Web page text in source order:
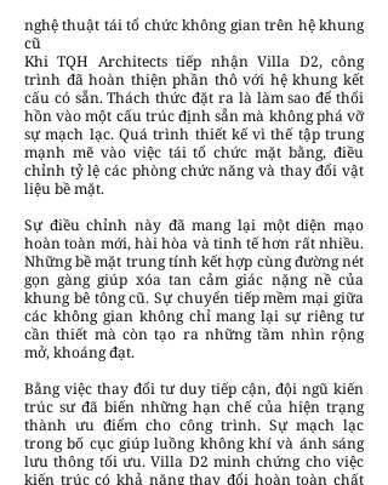
nghệ thuật tái tổ chức không gian trên hệ khung
cũ
Khi TQH Architects tiếp nhận Villa D2, công
trình đã hoàn thiện phần thô với hệ khung kết
cấu có sẵn. Thách thức đặt ra là làm sao để thổi
hồn vào một cấu trúc định sẵn mà không phá vỡ
sự mạch lạc. Quá trình thiết kế vì thế tập trung
mạnh mẽ vào việc tái tổ chức mặt bằng, điều
chỉnh tỷ lệ các phòng chức năng và thay đổi vật
liệu bề mặt.
Sự điều chỉnh này đã mang lại một diện mạo
hoàn toàn mới, hài hòa và tinh tế hơn rất nhiều.
Những bề mặt trung tính kết hợp cùng đường nét
gọn gàng giúp xóa tan cảm giác nặng nề của
khung bê tông cũ. Sự chuyển tiếp mềm mại giữa
các không gian không chỉ mang lại sự riêng tư
cần thiết mà còn tạo ra những tầm nhìn rộng
mở, khoáng đạt.
Bằng việc thay đổi tư duy tiếp cận, đội ngũ kiến
trúc sư đã biến những hạn chế của hiện trạng
thành ưu điểm cho công trình. Sự mạch lạc
trong bố cục giúp luồng không khí và ánh sáng
lưu thông tối ưu. Villa D2 minh chứng cho việc
kiến trúc có khả năng thay đổi hoàn toàn chất